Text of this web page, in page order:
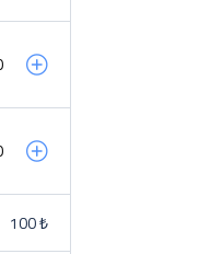
100 ₺